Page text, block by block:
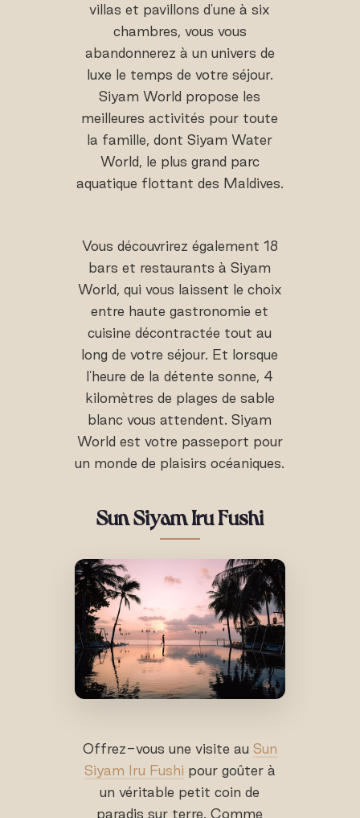
villas et pavillons d'une à six
chambres, vous vous
abandonnerez à un univers de
luxe le temps de votre séjour.
Siyam World propose les
meilleures activités pour toute
la famille, dont Siyam Water
World, le plus grand parc
aquatique flottant des Maldives.
Vous découvrirez également 18
bars et restaurants à Siyam
World, qui vous laissent le choix
entre haute gastronomie et
cuisine décontractée tout au
long de votre séjour. Et lorsque
l'heure de la détente sonne, 4
kilomètres de plages de sable
blanc vous attendent. Siyam
World est votre passeport pour
un monde de plaisirs océaniques.
Sun Siyam Iru Fushi
Offrez-vous une visite au Sun
Siyam Iru Fushi pour goûter à
un véritable petit coin de
paradis sur terre. Comme